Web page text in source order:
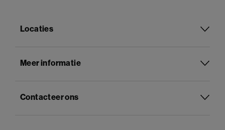
Locaties
Meer informatie
Contacteer ons